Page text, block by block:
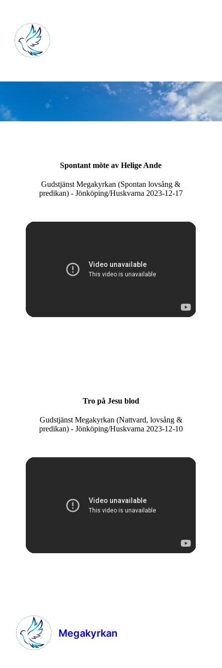
Spontant möte av Helige Ande
Gudstjänst Megakyrkan (Spontan lovsång &
predikan) - Jönköping/Huskvarna 2023-12-17
Tro på Jesu blod
Gudstjänst Megakyrkan (Nattvard, lovsång &
predikan) - Jönköping/Huskvarna 2023-12-10
Megakyrkan